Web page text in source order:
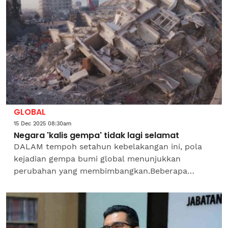
GLOBAL
15 Dec 2025 08:30am
Negara 'kalis gempa' tidak lagi selamat
DALAM tempoh setahun kebelakangan ini, pola
kejadian gempa bumi global menunjukkan
perubahan yang membimbangkan.Beberapa
daripada ancaman gempa kini...